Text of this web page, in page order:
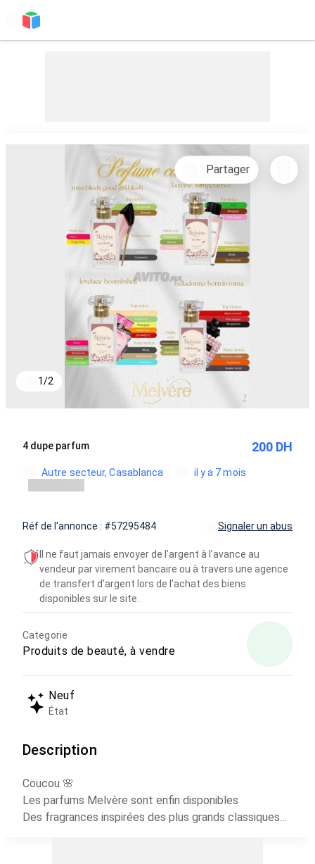
1/2
Partager
4 dupe parfum 200 DH
Autre secteur, Casablanca il y a 7 mois
Réf de l'annonce : #57295484 Signaler un abus
Il ne faut jamais envoyer de l’argent à l’avance au
vendeur par virement bancaire ou à travers une agence
de transfert d’argent lors de l’achat des biens
disponibles sur le site.
Categorie
Produits de beauté, à vendre
Neuf
État
Description
Coucou 🌸
Les parfums Melvère sont enfin disponibles
Des fragrances inspirées des plus grands classiques…